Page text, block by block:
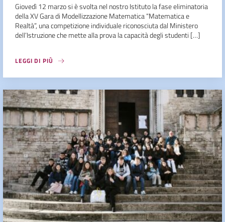
Giovedì 12 marzo si è svolta nel nostro Istituto la fase eliminatoria
della XV Gara di Modellizzazione Matematica “Matematica e
Realtà”, una competizione individuale riconosciuta dal Ministero
dell’Istruzione che mette alla prova la capacità degli studenti […]
LEGGI DI PIÙ